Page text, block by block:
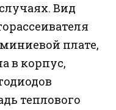
Вид
плате,
в корпус,
теплового